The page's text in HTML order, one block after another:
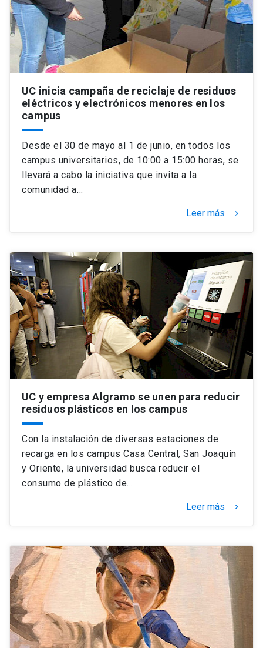
UC inicia campaña de reciclaje de residuos
eléctricos y electrónicos menores en los
campus
Desde el 30 de mayo al 1 de junio, en todos los
campus universitarios, de 10:00 a 15:00 horas, se
llevará a cabo la iniciativa que invita a la
comunidad a…
Leer más keyboard_arrow_right
UC y empresa Algramo se unen para reducir
residuos plásticos en los campus
Con la instalación de diversas estaciones de
recarga en los campus Casa Central, San Joaquín
y Oriente, la universidad busca reducir el
consumo de plástico de…
Leer más keyboard_arrow_right